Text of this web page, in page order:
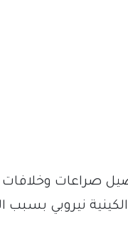
صراعات وخلافات
نيروبي بسبب